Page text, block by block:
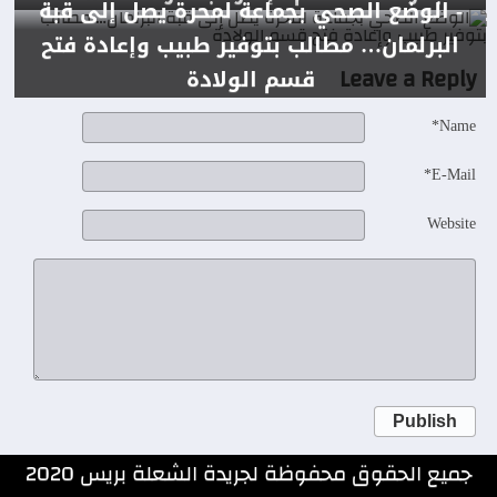
- الوضع الصحي بجماعة لمحرة يصل إلى قبة
البرلمان… مطالب بتوفير طبيب وإعادة فتح
قسم الولادة
Leave a Reply
Name*
E-Mail*
Website
Publish
جميع الحقوق محفوظة لجريدة الشعلة بريس 2020